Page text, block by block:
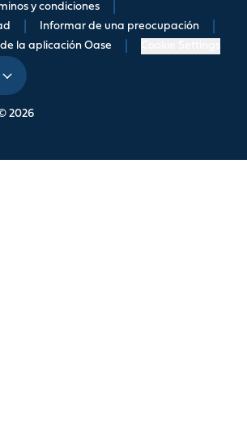
2026
y condiciones
Informar de una preocupación
la aplicación Oase